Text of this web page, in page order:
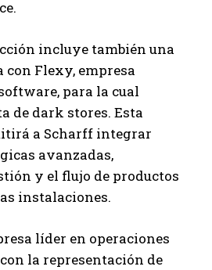
incluye también una
Flexy, empresa
para la cual
de dark stores. Esta
a Scharff integrar
avanzadas,
y el flujo de productos
instalaciones.
líder en operaciones
la representación de